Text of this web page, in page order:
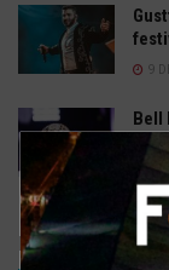
9
Bell
6
Enquetes